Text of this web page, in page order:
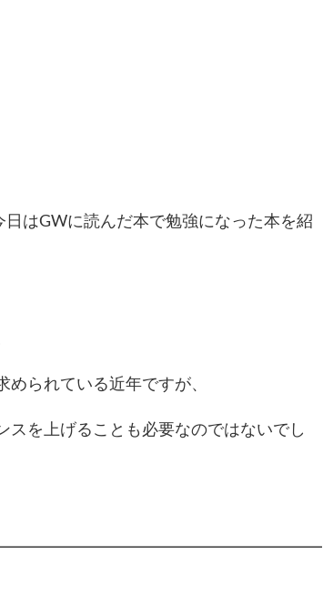
はGWに読んだ本で勉強になった本を紹
られている近年ですが、
スを上げることも必要なのではないでし